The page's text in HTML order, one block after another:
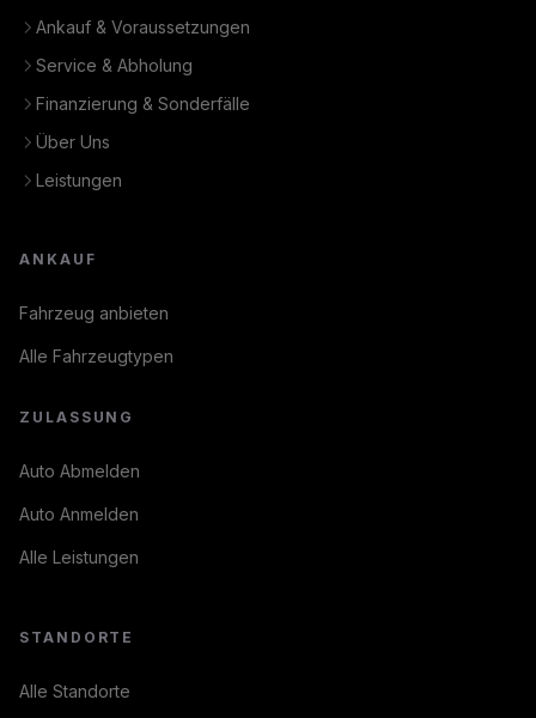
Ankauf & Voraussetzungen
Service & Abholung
Finanzierung & Sonderfälle
Über Uns
Leistungen
ANKAUF
Fahrzeug anbieten
Alle Fahrzeugtypen
ZULASSUNG
Auto Abmelden
Auto Anmelden
Alle Leistungen
STANDORTE
Alle Standorte